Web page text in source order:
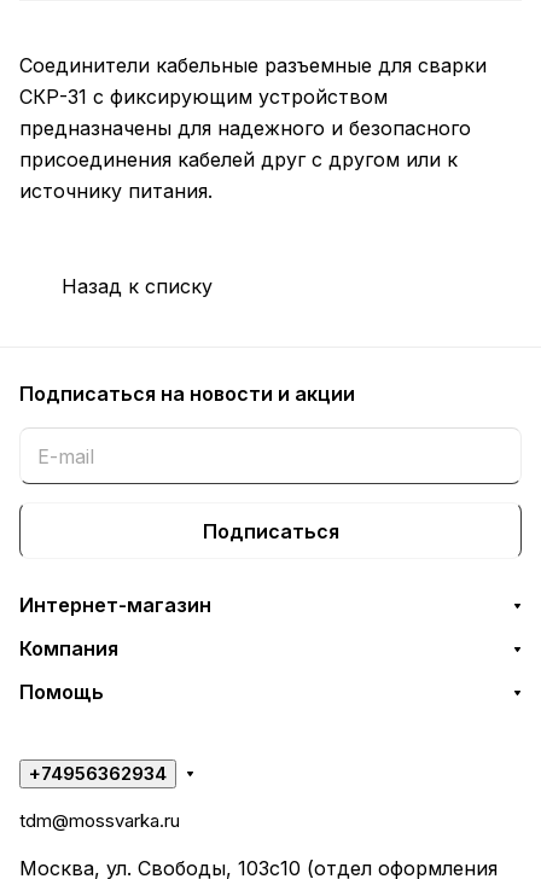
Cоединители кабельные разъемные для сварки
СКР-31 с фиксирующим устройством
предназначены для надежного и безопасного
присоединения кабелей друг с другом или к
источнику питания.
Назад к списку
Подписаться на новости и акции
Подписаться
Интернет-магазин
Компания
Помощь
+74956362934
tdm@mossvarka.ru
Москва, ул. Свободы, 103с10 (отдел оформления